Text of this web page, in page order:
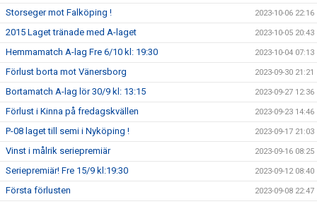
Storseger mot Falköping ! 2023-10-06 22:16
2015 Laget tränade med A-laget 2023-10-05 20:43
Hemmamatch A-lag Fre 6/10 kl: 19:30 2023-10-04 07:13
Förlust borta mot Vänersborg 2023-09-30 21:21
Bortamatch A-lag lör 30/9 kl: 13:15 2023-09-27 12:36
Förlust i Kinna på fredagskvällen 2023-09-23 14:46
P-08 laget till semi i Nyköping ! 2023-09-17 21:03
Vinst i målrik seriepremiär 2023-09-16 08:25
Seriepremiär! Fre 15/9 kl:19:30 2023-09-12 08:40
Första förlusten 2023-09-08 22:47